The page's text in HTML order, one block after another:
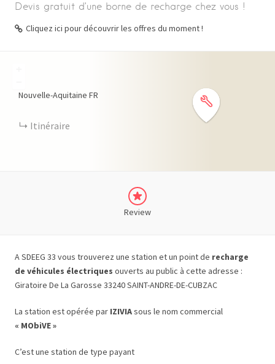
Devis gratuit d’une borne de recharge chez vous !
Cliquez ici pour découvrir les offres du moment !
Nouvelle-Aquitaine FR
Itinéraire
Review
A SDEEG 33 vous trouverez une station et un point de recharge
de véhicules électriques ouverts au public à cette adresse :
Giratoire De La Garosse 33240 SAINT-ANDRE-DE-CUBZAC
La station est opérée par IZIVIAsous le nom commercial
« MObiVE »
C’est une station de type payant